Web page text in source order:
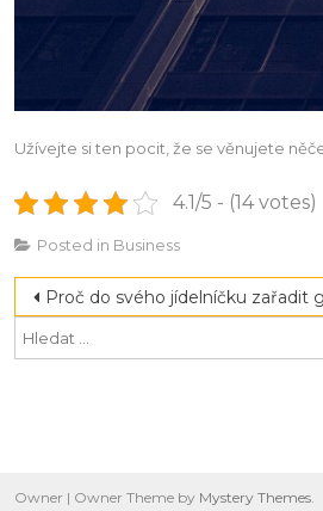
Užívejte si ten pocit, že se věnujete
4.1/5 - (14 votes)
Posted in Business
Navigace
pro
Proč do svého jídelníčku zařadit
Owner | Owner Theme by Mystery Themes